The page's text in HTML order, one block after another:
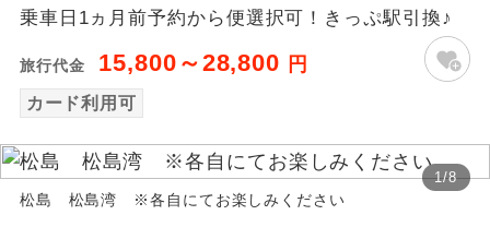
乗車日1ヵ月前予約から便選択可！きっぷ駅引換♪
旅行代金 15,800～28,800 円
カード利用可
1/8
松島 松島湾 ※各自にてお楽しみください
世界遺産
絶景 絶景スポットに立ち寄るコースです。